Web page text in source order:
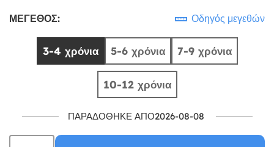
ΜΈΓΕΘΟΣ: Οδηγός μεγεθών
3-4 χρόνια 5-6 χρόνια 7-9 χρόνια
10-12 χρόνια
ΠΑΡΑΔΌΘΗΚΕ ΑΠΌ2026-08-08